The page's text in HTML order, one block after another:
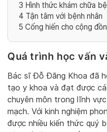
3 Hình thức khám chữa
4 Tận tâm với bệnh nhân
5 Cống hiến cho cộng
Quá trình học vấn
Bác sĩ Đỗ Đăng Khoa đã
tạo y khoa và đạt được
chuyên môn trong lĩnh
mạch. Với kinh nghiệm
được nhiều kiến thức quý